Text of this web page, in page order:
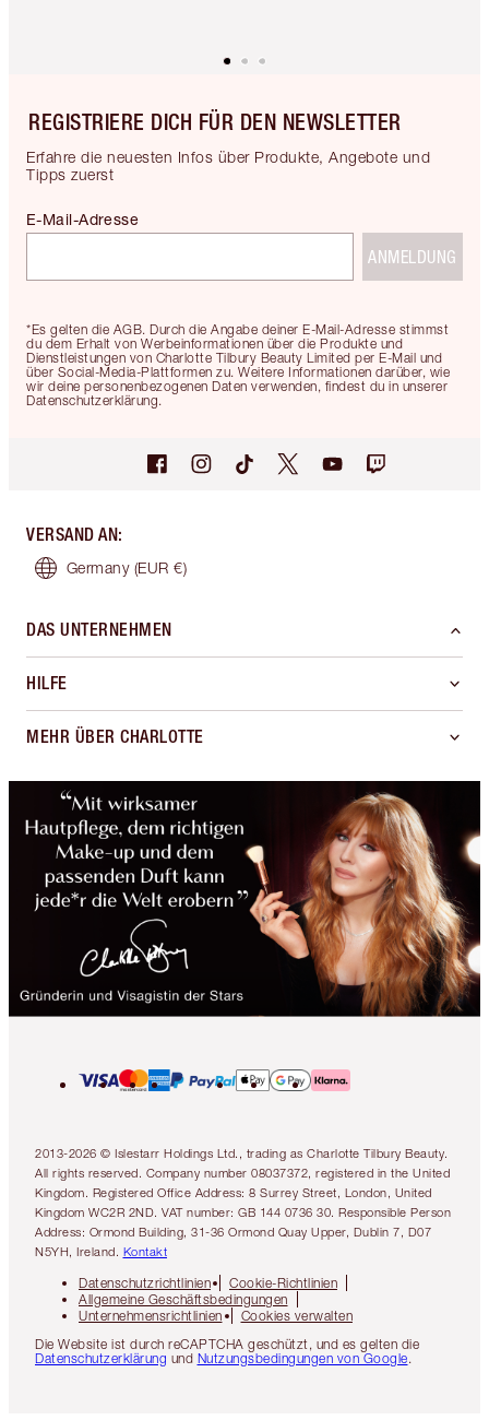
REGISTRIERE DICH FÜR DEN NEWSLETTER
Erfahre die neuesten Infos über Produkte, Angebote und
Tipps zuerst
*Es gelten die AGB. Durch die Angabe deiner E-Mail-Adresse stimmst
du dem Erhalt von Werbeinformationen über die Produkte und
Dienstleistungen von Charlotte Tilbury Beauty Limited per E-Mail und
über Social-Media-Plattformen zu. Weitere Informationen darüber, wie
wir deine personenbezogenen Daten verwenden, findest du in unserer
Datenschutzerklärung.
E-Mail-Adresse
ANMELDUNG
VERSAND AN:
Germany (EUR €)
DAS UNTERNEHMEN
HILFE
MEHR ÜBER CHARLOTTE
2013-2026 © Islestarr Holdings Ltd., trading as Charlotte Tilbury Beauty.
All rights reserved. Company number 08037372, registered in the United
Kingdom. Registered Office Address: 8 Surrey Street, London, United
Kingdom WC2R 2ND. VAT number: GB 144 0736 30. Responsible Person
Address: Ormond Building, 31-36 Ormond Quay Upper, Dublin 7, D07
N5YH, Ireland. Kontakt
Datenschutzrichtlinien
Cookie-Richtlinien
Allgemeine Geschäftsbedingungen
Unternehmensrichtlinien
Cookies verwalten
Die Website ist durch reCAPTCHA geschützt, und es gelten die
Datenschutzerklärung und Nutzungsbedingungen von Google.